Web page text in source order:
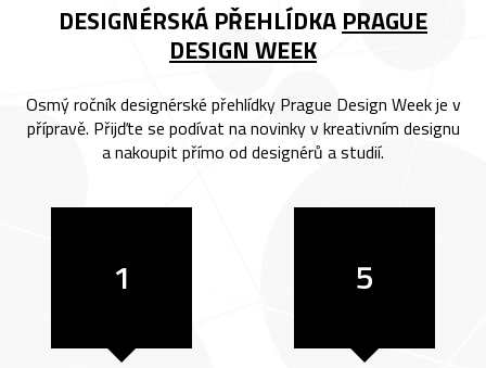
DESIGNÉRSKÁ PŘEHLÍDKA PRAGUE
DESIGN WEEK
Osmý ročník designérské přehlídky Prague Design Week je v
přípravě. Přijďte se podívat na novinky v kreativním designu
a nakoupit přímo od designérů a studií.
1 5